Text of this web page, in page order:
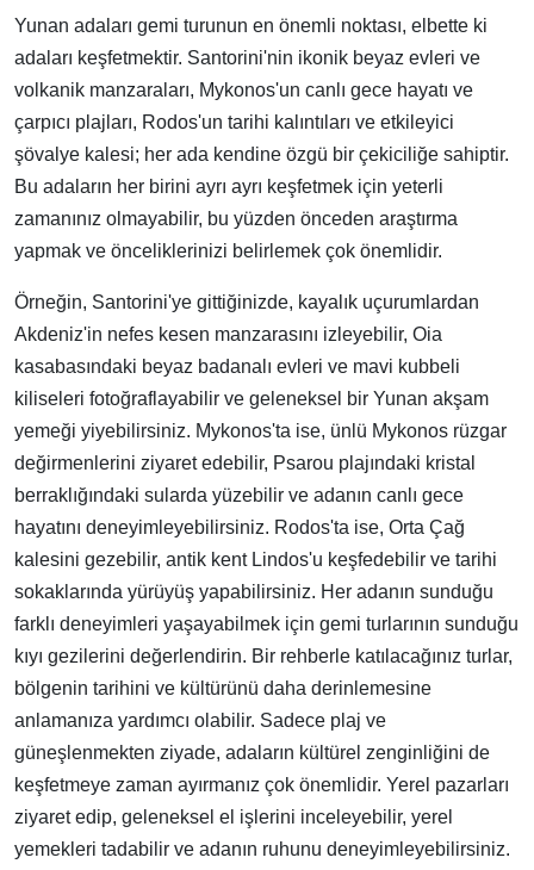
Yunan adaları gemi turunun en önemli noktası, elbette ki
adaları keşfetmektir. Santorini'nin ikonik beyaz evleri ve
volkanik manzaraları, Mykonos'un canlı gece hayatı ve
çarpıcı plajları, Rodos'un tarihi kalıntıları ve etkileyici
şövalye kalesi; her ada kendine özgü bir çekiciliğe sahiptir.
Bu adaların her birini ayrı ayrı keşfetmek için yeterli
zamanınız olmayabilir, bu yüzden önceden araştırma
yapmak ve önceliklerinizi belirlemek çok önemlidir.
Örneğin, Santorini'ye gittiğinizde, kayalık uçurumlardan
Akdeniz'in nefes kesen manzarasını izleyebilir, Oia
kasabasındaki beyaz badanalı evleri ve mavi kubbeli
kiliseleri fotoğraflayabilir ve geleneksel bir Yunan akşam
yemeği yiyebilirsiniz. Mykonos'ta ise, ünlü Mykonos rüzgar
değirmenlerini ziyaret edebilir, Psarou plajındaki kristal
berraklığındaki sularda yüzebilir ve adanın canlı gece
hayatını deneyimleyebilirsiniz. Rodos'ta ise, Orta Çağ
kalesini gezebilir, antik kent Lindos'u keşfedebilir ve tarihi
sokaklarında yürüyüş yapabilirsiniz. Her adanın sunduğu
farklı deneyimleri yaşayabilmek için gemi turlarının sunduğu
kıyı gezilerini değerlendirin. Bir rehberle katılacağınız turlar,
bölgenin tarihini ve kültürünü daha derinlemesine
anlamanıza yardımcı olabilir. Sadece plaj ve
güneşlenmekten ziyade, adaların kültürel zenginliğini de
keşfetmeye zaman ayırmanız çok önemlidir. Yerel pazarları
ziyaret edip, geleneksel el işlerini inceleyebilir, yerel
yemekleri tadabilir ve adanın ruhunu deneyimleyebilirsiniz.